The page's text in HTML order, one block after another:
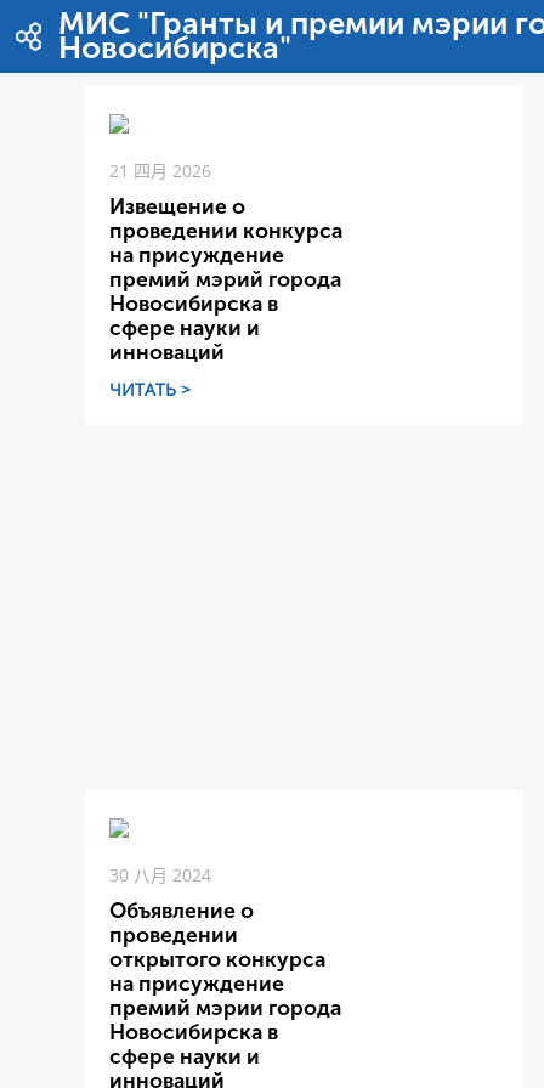
跳转到内容МИС "Гранты и премии мэрии
Новосибирска"
21 四月 2026
Извещение о
проведении конкурса
на присуждение
премий мэрий города
Новосибирска в
сфере науки и
инноваций
ЧИТАТЬ >
30 八月 2024
Объявление о
проведении
открытого конкурса
на присуждение
премий мэрии города
Новосибирска в
сфере науки и
инноваций